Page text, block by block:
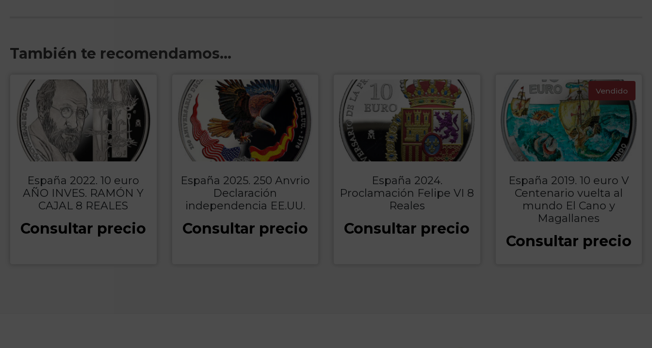
También te recomendamos…
España 2022. 10 euro
AÑO INVES. RAMÓN Y
CAJAL 8 REALES
Consultar precio
España 2025. 250 Anvrio
Declaración
independencia EE.UU.
Consultar precio
España 2024.
Proclamación Felipe VI 8
Reales
Consultar precio
Vendido
España 2019. 10 euro V
Centenario vuelta al
mundo El Cano y
Magallanes
Consultar precio